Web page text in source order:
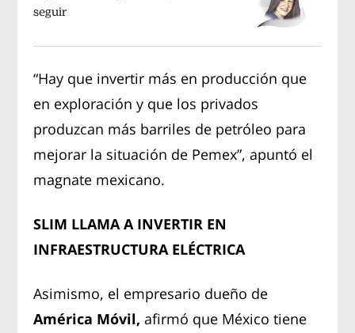
seguir
“Hay que invertir más en producción que
en exploración y que los privados
produzcan más barriles de petróleo para
mejorar la situación de Pemex”, apuntó el
magnate mexicano.
SLIM LLAMA A INVERTIR EN
INFRAESTRUCTURA ELÉCTRICA
Asimismo, el empresario dueño de
América Móvil, afirmó que México tiene